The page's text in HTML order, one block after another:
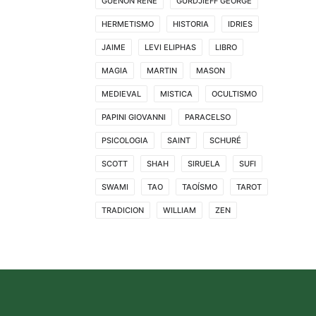
HERMETISMO HISTORIA IDRIES
JAIME LEVI ELIPHAS LIBRO
MAGIA MARTIN MASON
MEDIEVAL MISTICA OCULTISMO
PAPINI GIOVANNI PARACELSO
PSICOLOGIA SAINT SCHURÉ
SCOTT SHAH SIRUELA SUFI
SWAMI TAO TAOÍSMO TAROT
TRADICION WILLIAM ZEN